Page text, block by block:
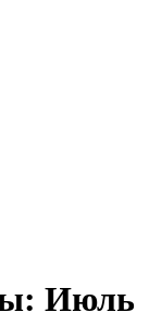
Июль